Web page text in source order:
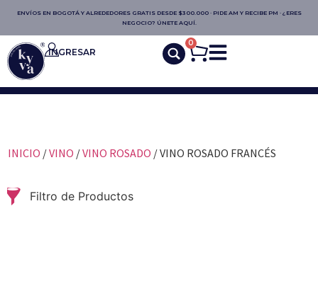
ENVÍOS EN BOGOTÁ Y ALREDEDORES GRATIS DESDE $300.000 · PIDE AM Y RECIBE PM · ¿ERES
NEGOCIO? ÚNETE AQUÍ.
INGRESAR
0
INICIO /VINO /VINO ROSADO / VINO ROSADO FRANCÉS
Filtro de Productos